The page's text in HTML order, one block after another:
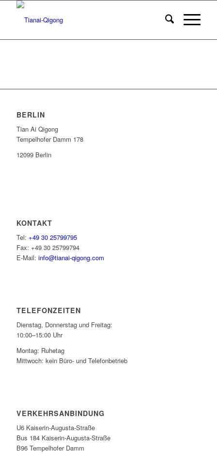
BERLIN
Tian Ai Qigong
Tempelhofer Damm 178
12099 Berlin
KONTAKT
Tel: +49 30 25799795
Fax: +49 30 25799794
E-Mail: info@tianai-qigong.com
TELEFONZEITEN
Dienstag, Donnerstag und Freitag:
10:00–15:00 Uhr
Montag: Ruhetag
Mittwoch: kein Büro- und Telefonbetrieb
VERKEHRSANBINDUNG
U6 Kaiserin-Augusta-Straße
Bus 184 Kaiserin-Augusta-Straße
B96 Tempelhofer Damm